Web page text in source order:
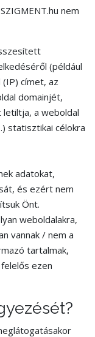
nem
(például
címet, az
domainjét,
letiltja, a weboldal
statisztikai célokra
adatokat,
és ezért nem
Önt.
weboldalakra,
vannak / nem a
tartalmak,
felelős ezen